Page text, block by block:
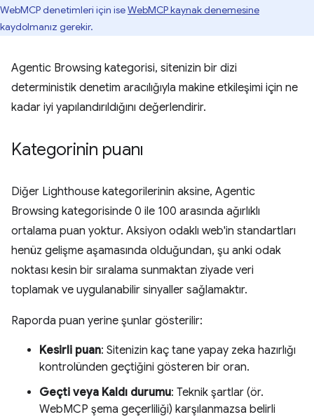
WebMCP denetimleri için iseWebMCP kaynak denemesine
kaydolmanız gerekir.
Agentic Browsing kategorisi, sitenizin bir dizi
deterministik denetim aracılığıyla makine etkileşimi için ne
kadar iyi yapılandırıldığını değerlendirir.
Kategorinin puanı
Diğer Lighthouse kategorilerinin aksine, Agentic
Browsing kategorisinde 0 ile 100 arasında ağırlıklı
ortalama puan yoktur. Aksiyon odaklı web'in standartları
henüz gelişme aşamasında olduğundan, şu anki odak
noktası kesin bir sıralama sunmaktan ziyade veri
toplamak ve uygulanabilir sinyaller sağlamaktır.
Raporda puan yerine şunlar gösterilir:
Kesirli puan: Sitenizin kaç tane yapay zeka hazırlığı
kontrolünden geçtiğini gösteren bir oran.
Geçti veya Kaldı durumu: Teknik şartlar (ör.
WebMCP şema geçerliliği) karşılanmazsa belirli